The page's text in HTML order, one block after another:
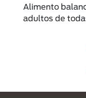
Alimento
adultos de